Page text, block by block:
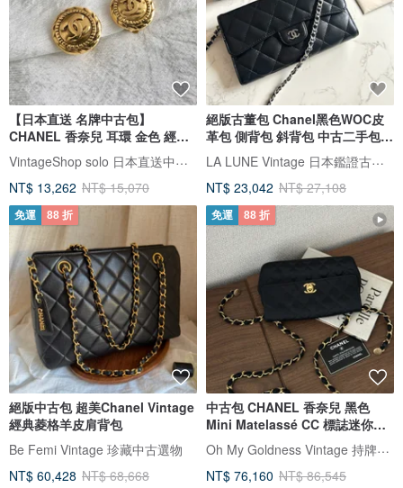
【日本直送 名牌中古包】
CHANEL 香奈兒 耳環 金色 經典
雙 C Logo vintage 古董
mmanki
VintageShop solo 日本直送中古包專賣店
NT$ 13,262 NT$ 15,070
絕版古董包 Chanel黑色WOC皮
革包 側背包 斜背包 中古二手包
長夾
LA LUNE Vintage 日本鑑證古董品選物店
NT$ 23,042 NT$ 27,108
免運 88 折
絕版中古包 超美Chanel Vintage
經典菱格羊皮肩背包
Be Femi Vintage 珍藏中古選物
NT$ 60,428 NT$ 68,668
免運 88 折
中古包 CHANEL 香奈兒 黑色
Mini Matelassé CC 標誌迷你肩
背包
Oh My Goldness Vintage 持牌鑑定師的中古選物店
NT$ 76,160 NT$ 86,545